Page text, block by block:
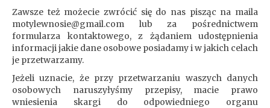
Zawsze też możecie zwrócić się do nas pisząc na maila
motylewnosie@gmail.com lub za pośrednictwem
formularza kontaktowego, z żądaniem udostępnienia
informacji jakie dane osobowe posiadamy i w jakich celach
je przetwarzamy.
Jeżeli uznacie, że przy przetwarzaniu waszych danych
osobowych naruszyłyśmy przepisy, macie prawo
wniesienia skargi do odpowiedniego organu